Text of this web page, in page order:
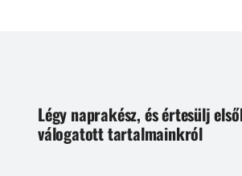
Légy naprakész, és értesülj
válogatott tartalmainkról